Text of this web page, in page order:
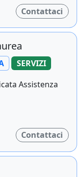
Contattaci
SERVIZI
Assistenza
Contattaci